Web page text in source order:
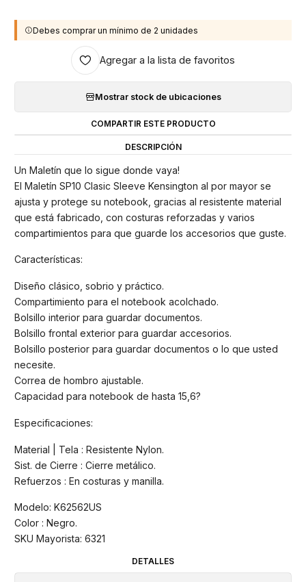
Debes comprar un mínimo de 2 unidades
Agregar a la lista de favoritos
Mostrar stock de ubicaciones
COMPARTIR ESTE PRODUCTO
DESCRIPCIÓN
Un Maletín que lo sigue donde vaya!
El Maletín SP10 Clasic Sleeve Kensington al por mayor se
ajusta y protege su notebook, gracias al resistente material
que está fabricado, con costuras reforzadas y varios
compartimientos para que guarde los accesorios que guste.
Características:
Diseño clásico, sobrio y práctico.
Compartimiento para el notebook acolchado.
Bolsillo interior para guardar documentos.
Bolsillo frontal exterior para guardar accesorios.
Bolsillo posterior para guardar documentos o lo que usted
necesite.
Correa de hombro ajustable.
Capacidad para notebook de hasta 15,6?
Especificaciones:
Material | Tela : Resistente Nylon.
Sist. de Cierre : Cierre metálico.
Refuerzos : En costuras y manilla.
Modelo: K62562US
Color : Negro.
SKU Mayorista: 6321
DETALLES